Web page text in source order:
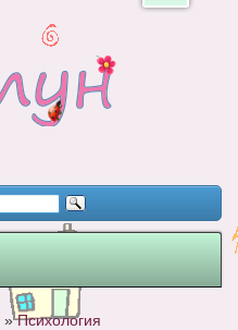
»Психология